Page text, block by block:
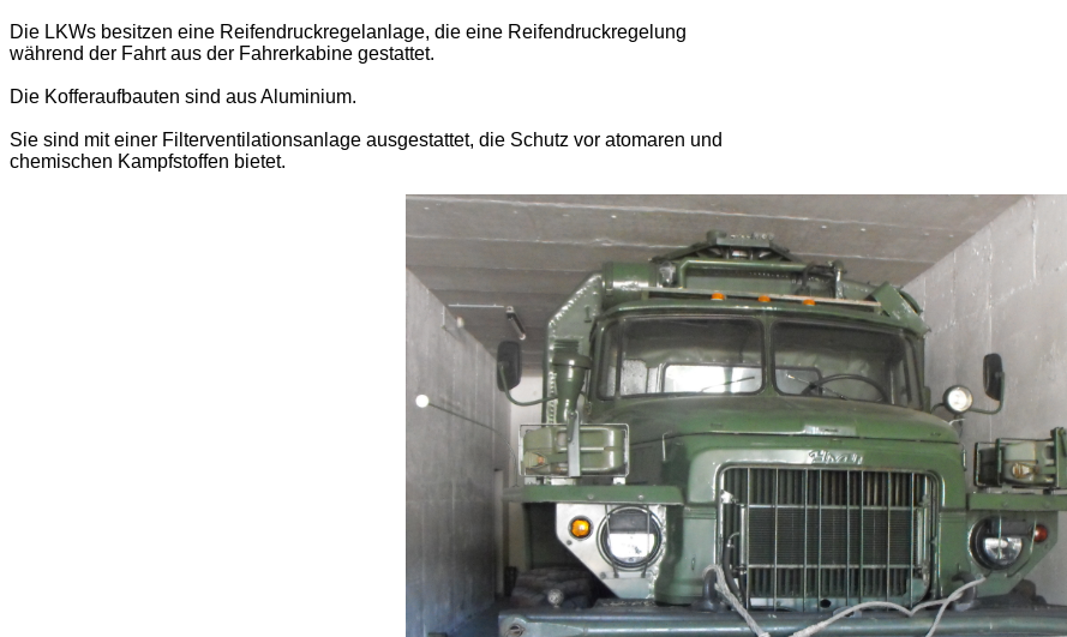
Die LKWs besitzen eine Reifendruckregelanlage, die eine Reifendruckregelung
während der Fahrt aus der Fahrerkabine gestattet.
Die Kofferaufbauten sind aus Aluminium.
Sie sind mit einer Filterventilationsanlage ausgestattet, die Schutz vor atomaren und
chemischen Kampfstoffen bietet.